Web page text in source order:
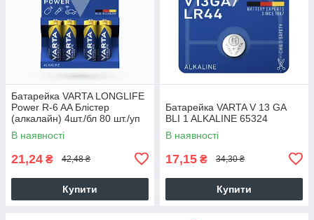
Батарейка VARTA LONGLIFE
Power R-6 AA Блістер
(алкалайн) 4шт./бл 80 шт./уп
ш.к.4008496559435
В наявності
21,24 ₴ 42,48 ₴
Купити
Батарейка VARTA V 13 GA
BLI 1 ALKALINE 65324
В наявності
17,15 ₴ 34,30 ₴
Купити